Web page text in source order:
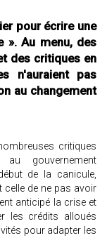
pour écrire une
». Au menu, des
des critiques en
n'auraient pas
au changement
critiques
au gouvernement
de la canicule,
celle de ne pas avoir
anticipé la crise et
les crédits alloués
pour adapter les